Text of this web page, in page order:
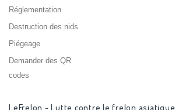
Réglementation
Destruction des nids
Piégeage
Demander des QR
codes
LeFrelon - Lutte contre le frelon asiatique